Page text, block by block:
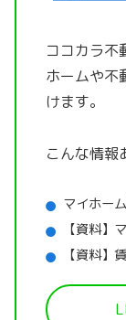
ココカラ不
ホームや不
けます。
こんな情報
マイホー
【資料】
【資料】